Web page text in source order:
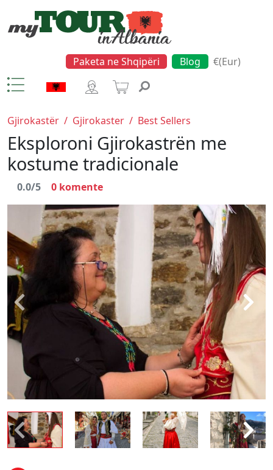
Paketa ne Shqipëri Blog €(Eur)
Gjirokastër / Gjirokaster / Best Sellers
Eksploroni Gjirokastrën me
kostume tradicionale
0.0/5 0 komente